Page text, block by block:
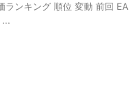
ンキング 順位 変動 前回 EA
...